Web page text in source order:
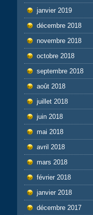
janvier 2019
décembre 2018
novembre 2018
octobre 2018
septembre 2018
août 2018
juillet 2018
juin 2018
mai 2018
avril 2018
mars 2018
février 2018
janvier 2018
décembre 2017